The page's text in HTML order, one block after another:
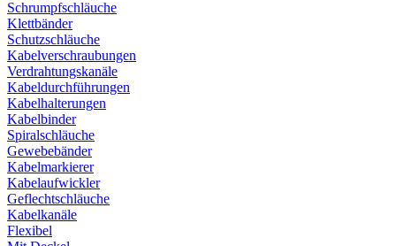
Schrumpfschläuche
Klettbänder
Schutzschläuche
Kabelverschraubungen
Verdrahtungskanäle
Kabeldurchführungen
Kabelhalterungen
Kabelbinder
Spiralschläuche
Gewebebänder
Kabelmarkierer
Kabelaufwickler
Geflechtschläuche
Kabelkanäle
Flexibel